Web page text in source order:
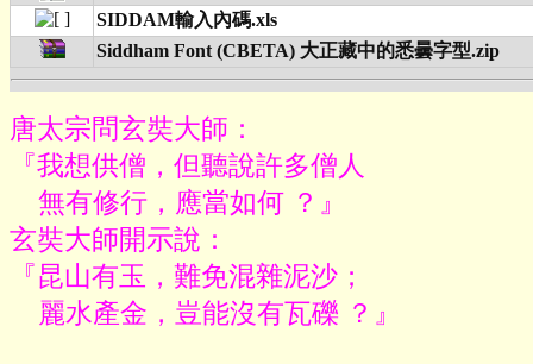
SIDDAM輸入內碼.xls
Siddham Font (CBETA) 大正藏中的悉曇字型.zip
唐太宗問玄奘大師：
『我想供僧，但聽說許多僧人
玄奘大師開示說：
『昆山有玉，難免混雜泥沙；
    麗水產金，豈能沒有瓦礫 ？』